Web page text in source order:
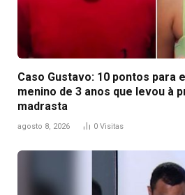
Caso Gustavo: 10 pontos para
menino de 3 anos que levou à
madrasta
agosto 8, 2026 0 Visitas